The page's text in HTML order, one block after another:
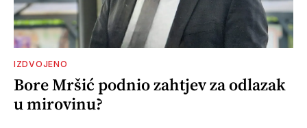
IZDVOJENO
Bore Mršić podnio zahtjev za odlazak
u mirovinu?